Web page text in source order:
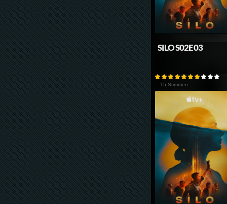
SILO S02E03
15 Stimmen